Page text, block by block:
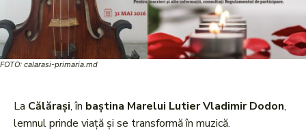
FOTO: calarasi-primaria.md
La Călărași, în baștina Marelui Lutier Vladimir Dodon,
lemnul prinde viață și se transformă în muzică.